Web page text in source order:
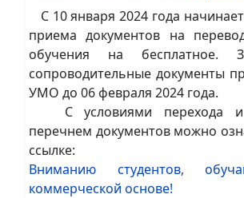
С 10 января 2024 года
приема документов на
обучения на бесплатное.
сопроводительные документы
УМО до 06 февраля 2024 года.
С условиями перехода и
перечнем документов можно
ссылке:
Вниманию студентов,
коммерческой основе!